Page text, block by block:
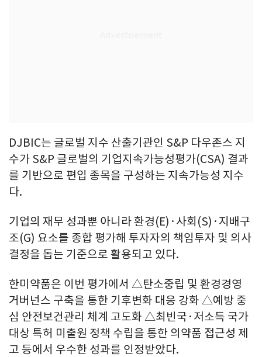
DJBIC는 글로벌 지수 산출기관인 S&P 다우존스 지
수가 S&P 글로벌의 기업지속가능성평가(CSA) 결과
를 기반으로 편입 종목을 구성하는 지속가능성 지수
다.
기업의 재무 성과뿐 아니라 환경(E)·사회(S)·지배구
조(G) 요소를 종합 평가해 투자자의 책임투자 및 의사
결정을 돕는 기준으로 활용되고 있다.
한미약품은 이번 평가에서 △탄소중립 및 환경경영
거버넌스 구축을 통한 기후변화 대응 강화 △예방 중
심 안전보건관리 체계 고도화 △최빈국·저소득 국가
대상 특허 미출원 정책 수립을 통한 의약품 접근성 제
고 등에서 우수한 성과를 인정받았다.